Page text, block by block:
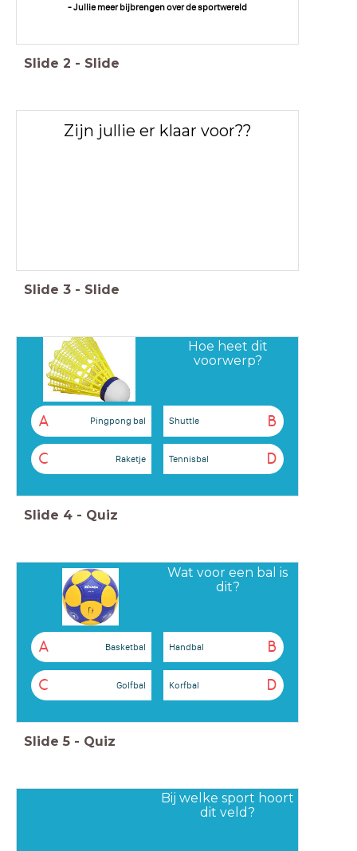
- Jullie meer bijbrengen over de sportwereld
Slide 2 - Slide
Zijn jullie er klaar voor??
Slide 3 - Slide
Hoe heet dit
voorwerp?
A Pingpong bal B
Shuttle
C Raketje D
Tennisbal
Slide 4 - Quiz
Wat voor een bal is
dit?
A Basketbal B
Handbal
C Golfbal D
Korfbal
Slide 5 - Quiz
Bij welke sport hoort
dit veld?